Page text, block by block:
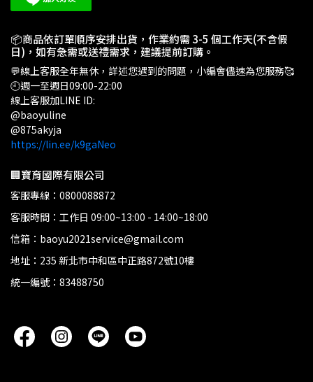
📦商品依訂單順序安排出貨，作業約需 3-5 個工作天(不含假
日)，如有急需或送禮需求，建議提前訂購。
💬線上客服全年無休，詳述您遇到的問題，小編會儘速為您服務🥰
🕘週一至週日09:00-22:00
線上客服加LINE ID:
@baoyuline
@875akyja
https://lin.ee/k9gaNeo
🏢寶育國際有限公司
客服專線：0800088872
客服時間：工作日 09:00~13:00 - 14:00~18:00
信箱：baoyu2021service@gmail.com
地址：235 新北市中和區中正路872號10樓
統一編號：83488750